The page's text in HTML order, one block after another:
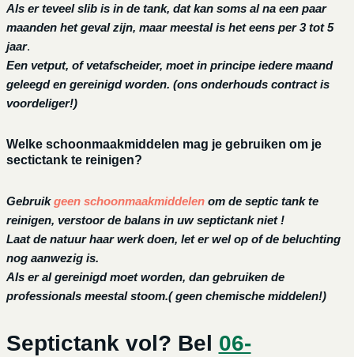
Als er teveel slib is in de tank, dat kan soms al na een paar
maanden het geval zijn, maar meestal is het eens per 3 tot 5
jaar.
Een vetput, of vetafscheider, moet in principe iedere maand
geleegd en gereinigd worden. (ons onderhouds contract is
voordeliger!)
Welke schoonmaakmiddelen mag je gebruiken om je
sectictank te reinigen?
Gebruikgeen schoonmaakmiddelen om de septic tank te
reinigen, verstoor de balans in uw septictank niet !
Laat de natuur haar werk doen, let er wel op of de beluchting
nog aanwezig is.
Als er al gereinigd moet worden, dan gebruiken de
professionals meestal stoom.( geen chemische middelen!)
Septictank vol? Bel 06-